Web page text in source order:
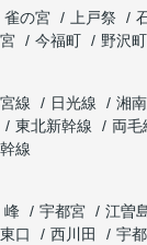
雀の宮 上戸祭
今福町
野沢町
線 日光線
湘
東北新幹線 両毛
線
峰 宇都宮 江曽
口 西川田 宇